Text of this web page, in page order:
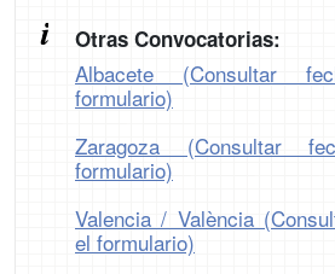
Otras Convocatorias:
Albacete (Consultar
formulario)
Zaragoza (Consultar
formulario)
Valencia / València
el formulario)